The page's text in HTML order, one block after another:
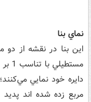
نماي بنا
اين بنا در نقشه از
دايره خود نمايي
مربع زده شده اند